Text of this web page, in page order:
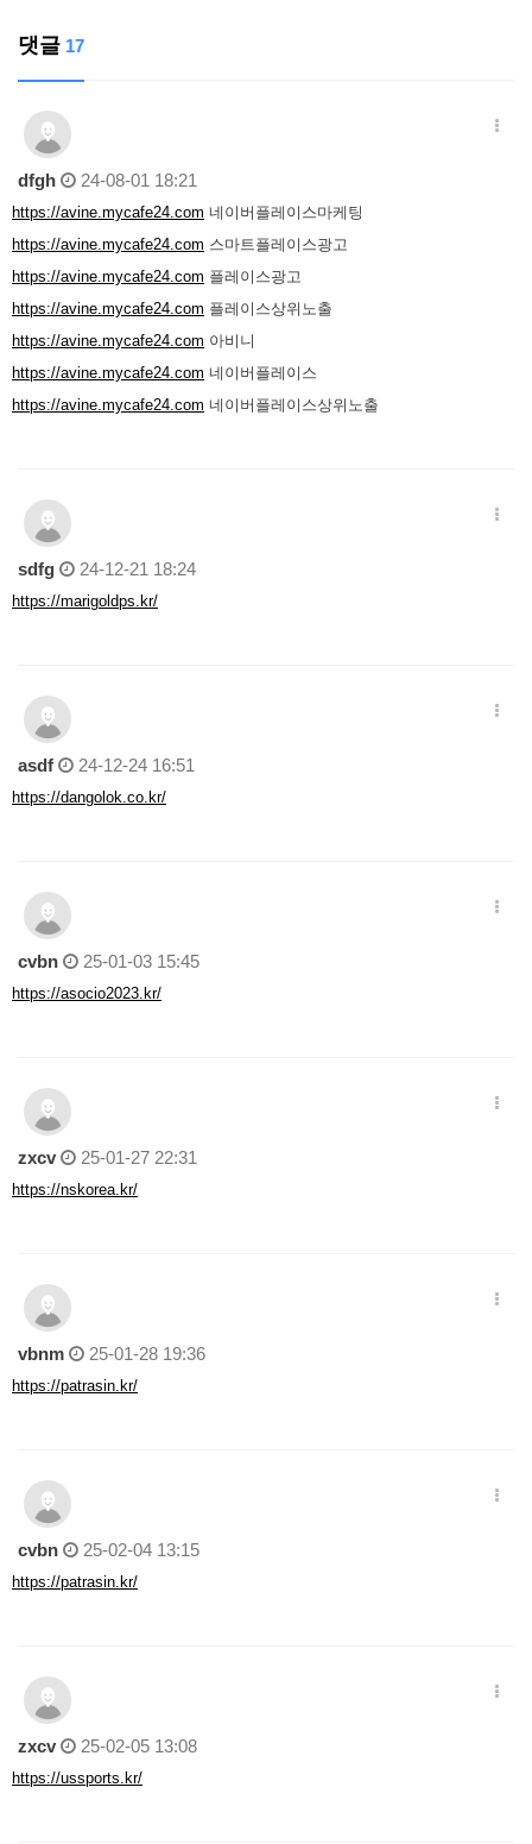
댓글 17
dfgh 24-08-01 18:21
https://avine.mycafe24.com 네이버플레이스마케팅
https://avine.mycafe24.com 스마트플레이스광고
https://avine.mycafe24.com 플레이스광고
https://avine.mycafe24.com 플레이스상위노출
https://avine.mycafe24.com 아비니
https://avine.mycafe24.com 네이버플레이스
https://avine.mycafe24.com 네이버플레이스상위노출
sdfg 24-12-21 18:24
https://marigoldps.kr/
asdf 24-12-24 16:51
https://dangolok.co.kr/
cvbn 25-01-03 15:45
https://asocio2023.kr/
zxcv 25-01-27 22:31
https://nskorea.kr/
vbnm 25-01-28 19:36
https://patrasin.kr/
cvbn 25-02-04 13:15
https://patrasin.kr/
zxcv 25-02-05 13:08
https://ussports.kr/